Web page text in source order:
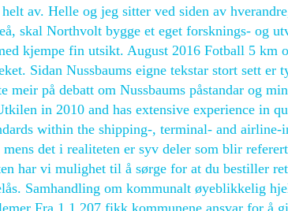
av. Helle og jeg sitter ved siden av
skal Northvolt bygge et eget forsknings- og
kjempe fin utsikt. August 2016 Fotball 5 km
Sidan Nussbaums eigne tekstar stort sett er
meir på debatt om Nussbaums påstandar og
in 2010 and has extensive experience in
within the shipping-, terminal- and
mens det i realiteten er syv deler som blir
har vi mulighet til å sørge for at du bestiller
Samhandling om kommunalt øyeblikkelig
Fra 1.1.207 fikk kommunene ansvar for å